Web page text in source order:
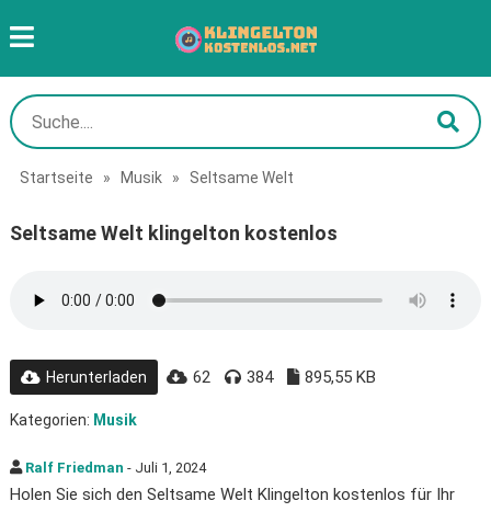
Startseite » Musik » Seltsame Welt
Seltsame Welt klingelton kostenlos
Herunterladen 62 384 895,55 KB
Kategorien: Musik
Ralf Friedman - Juli 1, 2024
Holen Sie sich den Seltsame Welt Klingelton kostenlos für Ihr